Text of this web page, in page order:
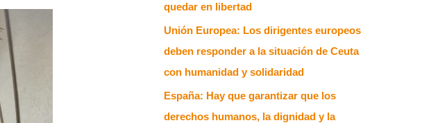
quedar en libertad
Unión Europea: Los dirigentes europeos
deben responder a la situación de Ceuta
con humanidad y solidaridad
España: Hay que garantizar que los
derechos humanos, la dignidad y la